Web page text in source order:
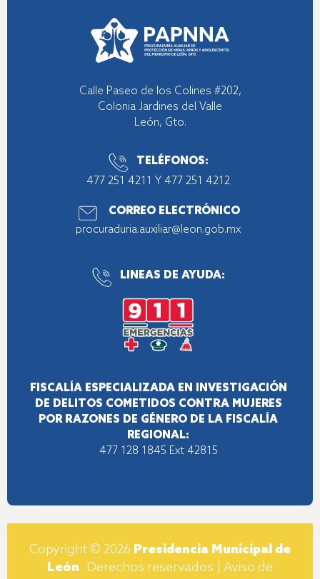
Calle Paseo de los Colines #202,
Colonia Jardines del Valle
León, Gto.
TELÉFONOS:
477 251 4211 Y477 251 4212
CORREO ELECTRÓNICO
procuraduria.auxiliar@leon.gob.mx
LINEAS DE AYUDA:
FISCALÍA ESPECIALIZADA EN INVESTIGACIÓN
DE DELITOS COMETIDOS CONTRA MUJERES
POR RAZONES DE GÉNERO DE LA FISCALÍA
REGIONAL:
477 128 1845 Ext 42815
Copyright © 2026 Presidencia Municipal de
León. Derechos reservados | Aviso de